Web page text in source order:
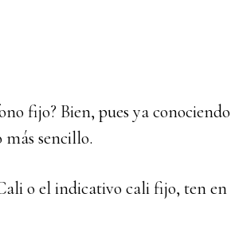
fijo? Bien, pues ya conociendo
sencillo.
o el indicativo cali fijo, ten en